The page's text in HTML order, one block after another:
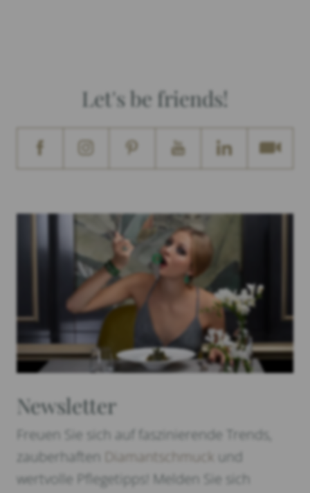
Let's be friends!
Newsletter
Freuen Sie sich auf faszinierende Trends,
zauberhaften
Diamantschmuck
und
wertvolle Pflegetipps! Melden Sie sich